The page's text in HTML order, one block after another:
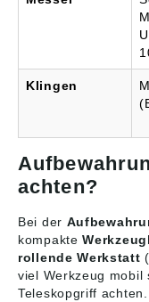
Klingen
achten?
Bei der
kompakte
rollende Werkstatt
viel Werkzeug mobil
Teleskopgriff